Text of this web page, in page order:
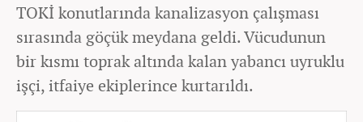
TOKİ konutlarında kanalizasyon çalışması
sırasında göçük meydana geldi. Vücudunun
bir kısmı toprak altında kalan yabancı uyruklu
işçi, itfaiye ekiplerince kurtarıldı.